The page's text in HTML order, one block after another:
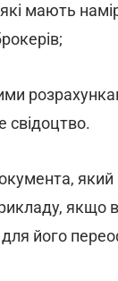
які мають
свідоцтво.
який
якщо
для його